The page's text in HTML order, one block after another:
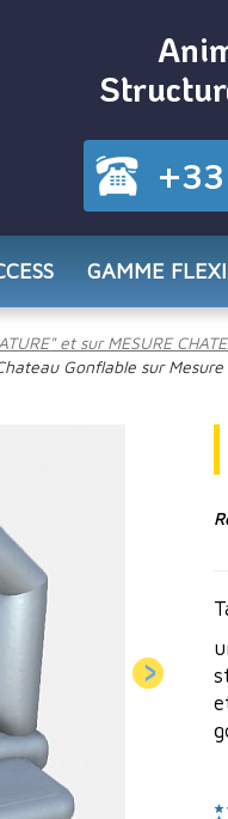
GAMME
et sur MESURE
Gonflable sur Mesure